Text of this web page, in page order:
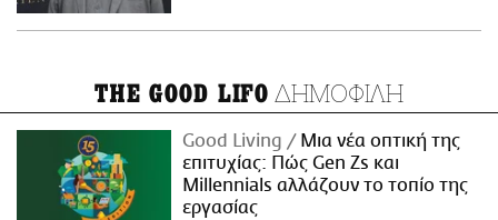
THE GOOD LIFO ΔΗΜΟΦΙΛΗ
Good Living
Μια νέα οπτική της
επιτυχίας: Πώς Gen Zs και
Millennials αλλάζουν το τοπίο της
εργασίας